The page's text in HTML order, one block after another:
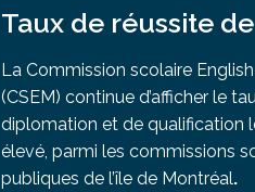
Taux de réussite de
La Commission scolaire
(CSEM) continue d’afficher le
diplomation et de qualification
élevé, parmi les commissions
publiques de l’île de Montréal.